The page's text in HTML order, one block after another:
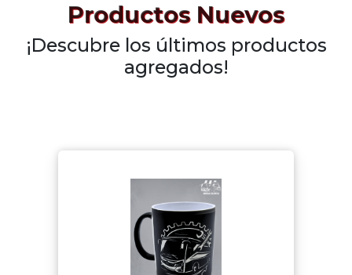
Productos Nuevos
¡Descubre los últimos productos
agregados!